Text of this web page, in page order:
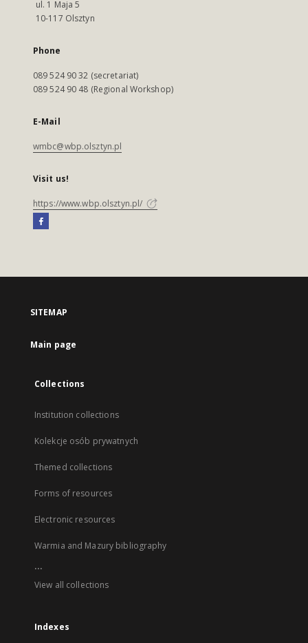
ul. 1 Maja 5
10-117 Olsztyn
Phone
089 524 90 32 (secretariat)
089 524 90 48 (Regional Workshop)
E-Mail
wmbc@wbp.olsztyn.pl
Visit us!
https://www.wbp.olsztyn.pl/
SITEMAP
Main page
Collections
Institution collections
Kolekcje osób prywatnych
Themed collections
Forms of resources
Electronic resources
Warmia and Mazury bibliography
...
View all collections
Indexes